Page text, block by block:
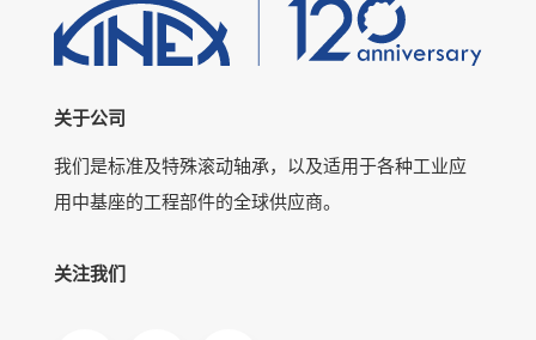
关于公司
我们是标准及特殊滚动轴承，以及适用于各种工业应
用中基座的工程部件的全球供应商。
关注我们